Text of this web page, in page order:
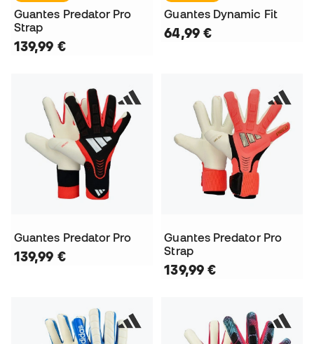
Guantes Predator Pro
Strap
139,99 €
Guantes Dynamic Fit
64,99 €
Guantes Predator Pro
139,99 €
Guantes Predator Pro
Strap
139,99 €